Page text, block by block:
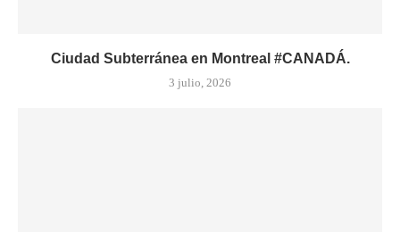
Ciudad Subterránea en Montreal #CANADÁ.
3 julio, 2026